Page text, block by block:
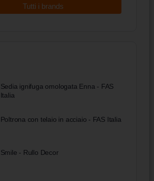
Tutti i brands
Sedia ignifuga omologata Enna - FAS
Italia
Poltrona con telaio in acciaio - FAS Italia
Smile - Rullo Decor